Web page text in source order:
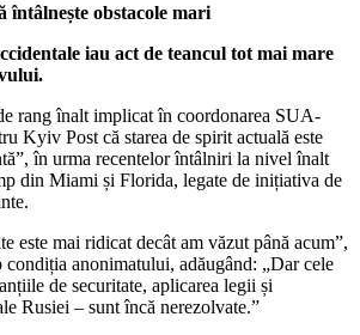
întâlnește obstacole mari
iau act de teancul tot mai mare
rang înalt implicat în coordonarea SUA-
Kyiv Post că starea de spirit actuală este
în urma recentelor întâlniri la nivel înalt
din Miami și Florida, legate de inițiativa de
este mai ridicat decât am văzut până acum”,
anonimatului, adăugând: „Dar cele
de securitate, aplicarea legii și
Rusiei – sunt încă nerezolvate.”